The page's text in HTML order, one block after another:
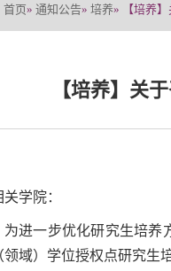
首页» 通知公告» 培养» 【培养
【培养】关
学院：
为进一步优化研究生培养
领域）学位授权点研究生